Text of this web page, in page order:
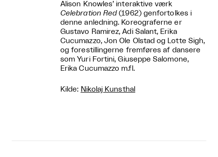
Alison Knowles’ interaktive værk
Celebration Red(1962) genfortolkes i
denne anledning. Koreograferne er
Gustavo Ramirez, Adi Salant, Erika
Cucumazzo, Jon Ole Olstad og Lotte Sigh,
og forestillingerne fremføres af dansere
som Yuri Fortini, Giuseppe Salomone,
Erika Cucumazzo m.fl.
Kilde: Nikolaj Kunsthal